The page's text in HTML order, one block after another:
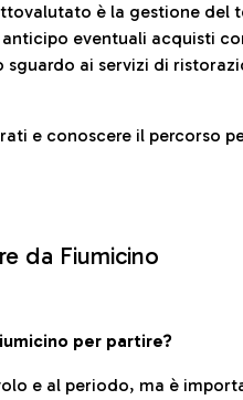
è la gestione del
eventuali acquisti
sguardo ai servizi di
e conoscere il percorso
da Fiumicino
per partire?
e al periodo, ma è